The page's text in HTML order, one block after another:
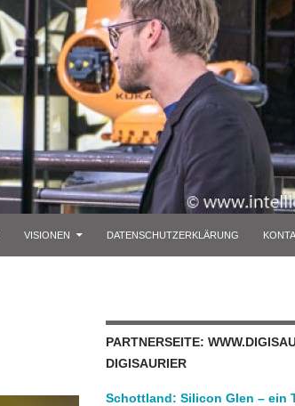
VISIONEN DATENSCHUTZERKLÄRUNG
PARTNERSEITE:
DIGISAURIER
Schottland: Silicon Glen – ein